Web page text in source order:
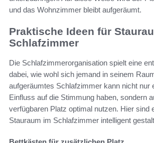
und das Wohnzimmer bleibt aufgeräumt.
Praktische Ideen für
Schlafzimmer
Die Schlafzimmerorganisation spielt eine
dabei, wie wohl sich jemand in seinem
aufgeräumtes Schlafzimmer kann nicht nur
Einfluss auf die Stimmung haben, sondern
verfügbaren Platz optimal nutzen. Hier sind
Stauraum im Schlafzimmer intelligent